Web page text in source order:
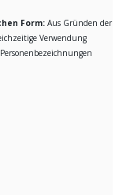
Form: Aus Gründen der
Verwendung